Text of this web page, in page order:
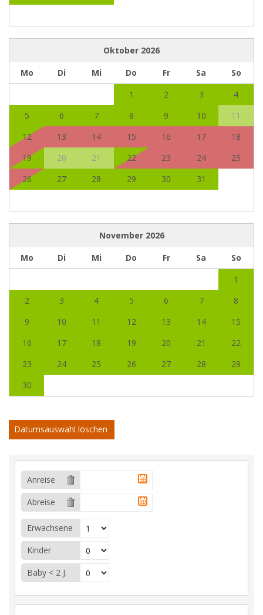
Oktober 2026
Mo
Di Mi Do Fr Sa
So
1
2 3
4
5
6 7 8 9 10
11
12
13 14 15 16 17
18
19
20 21 22 23 24
25
26
27 28 29 30 31
November 2026
Mo
Di Mi Do Fr Sa
So
1
2
3 4 5 6 7
8
9
10 11 12 13 14
15
16
17 18 19 20 21
22
23
24 25 26 27 28
29
30
Datumsauswahl löschen
Anreise
Abreise
Erwachsene
Kinder
Baby < 2 J.